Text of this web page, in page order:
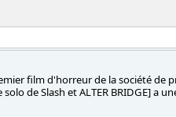
film d'horreur de la société de
de Slash et ALTER BRIDGE] a